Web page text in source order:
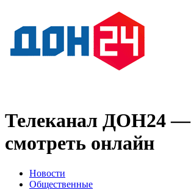
Телеканал ДОН24 —
смотреть онлайн
Новости
Общественные